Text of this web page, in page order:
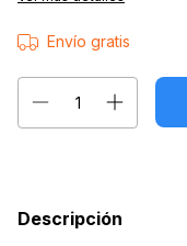
Envío gratis
Descripción